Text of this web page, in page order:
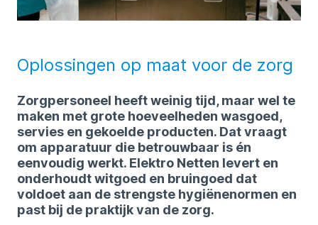
Oplossingen op maat voor de zorg
Zorgpersoneel heeft weinig tijd, maar wel te
maken met grote hoeveelheden wasgoed,
servies en gekoelde producten. Dat vraagt
om apparatuur die betrouwbaar is én
eenvoudig werkt. Elektro Netten levert en
onderhoudt witgoed en bruingoed dat
voldoet aan de strengste hygiënenormen en
past bij de praktijk van de zorg.